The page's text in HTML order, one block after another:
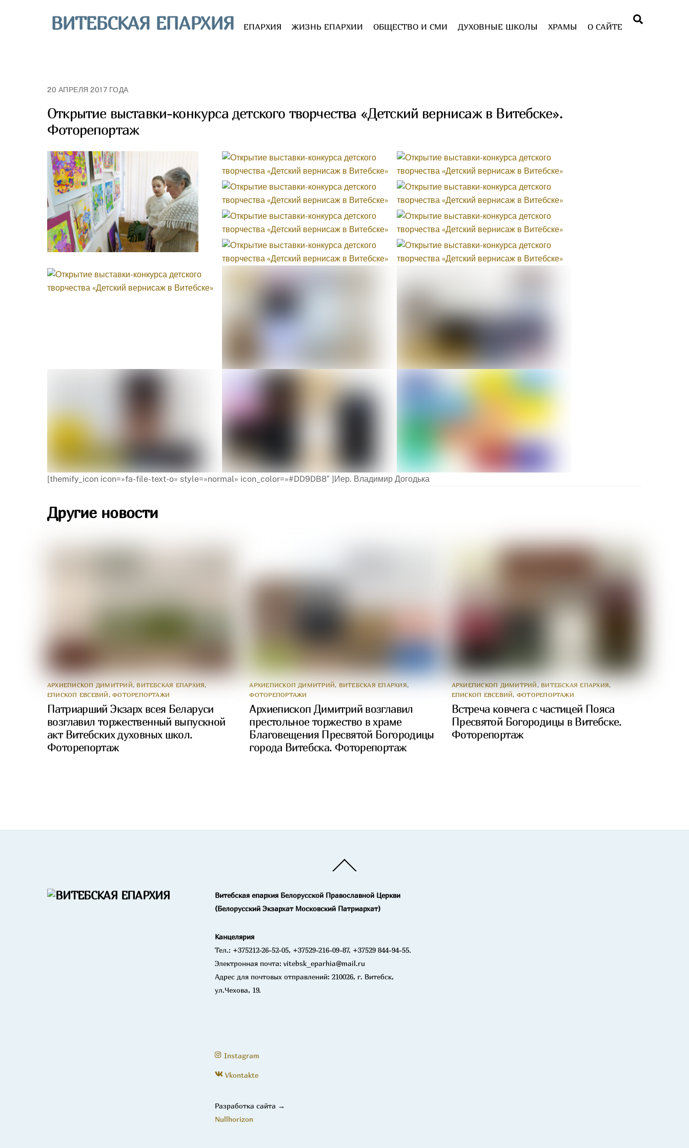
ВИТЕБСКАЯ ЕПАРХИЯ ЕПАРХИЯ ЖИЗНЬ ЕПАРХИИ ОБЩЕСТВО И СМИ ДУХОВНЫЕ ШКОЛЫ ХРАМЫ О САЙТЕ
20 АПРЕЛЯ 2017 ГОДА
Открытие выставки-конкурса детского творчества «Детский вернисаж в Витебске».
Фоторепортаж
[themify_icon icon=»fa-file-text-o» style=»normal» icon_color=»#DD9DB8″ ]Иер. Владимир Догодька
Другие новости
АРХИЕПИСКОП ДИМИТРИЙ, ВИТЕБСКАЯ ЕПАРХИЯ,
ЕПИСКОП ЕВСЕВИЙ,ФОТОРЕПОРТАЖИ
Патриарший Экзарх всея Беларуси
возглавил торжественный выпускной
акт Витебских духовных школ.
Фоторепортаж
АРХИЕПИСКОП ДИМИТРИЙ, ВИТЕБСКАЯ ЕПАРХИЯ,
ФОТОРЕПОРТАЖИ
Архиепископ Димитрий возглавил
престольное торжество в храме
Благовещения Пресвятой Богородицы
города Витебска. Фоторепортаж
АРХИЕПИСКОП ДИМИТРИЙ , ВИТЕБСКАЯ ЕПАРХИЯ,
ЕПИСКОП ЕВСЕВИЙ, ФОТОРЕПОРТАЖИ
Встреча ковчега с частицей Пояса
Пресвятой Богородицы в Витебске.
Фоторепортаж
To
Витебская епархия Белорусской Православной Церкви
(Белорусский Экзархат Московский Патриархат)
Канцелярия
Тел.: +375212-26-52-05, +37529-216-09-87, +37529 844-94-55.
Электронная почта: vitebsk_eparhia@mail.ru
Адрес для почтовых отправлений: 210026, г. Витебск,
ул.Чехова, 19.
Instagram
Vkontakte
Разработка сайта →
Nullhorizon